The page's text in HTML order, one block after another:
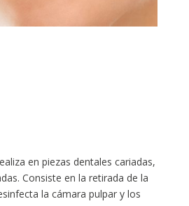
en piezas dentales cariadas,
Consiste en la retirada de la
la cámara pulpar y los